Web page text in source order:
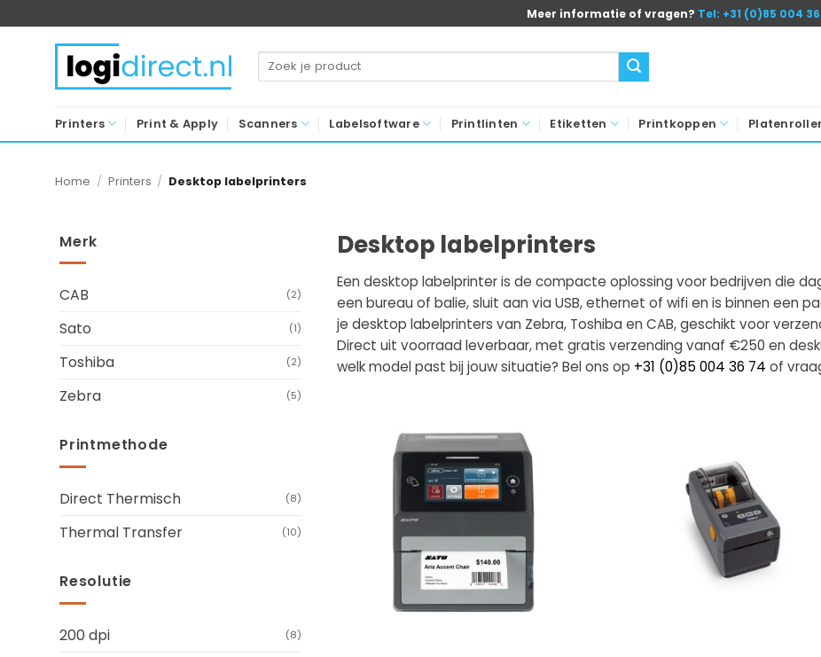
naar
Meer informatie of vragen? Tel: +31 (0)85 004
Zoeken
Printers Print & Apply Scanners Labelsoftware Printlinten Etiketten Printkoppen
Home / Printers / Desktop labelprinters
Merk
CAB (2)
Sato (1)
Toshiba (2)
Zebra (5)
Printmethode
Direct Thermisch (8)
Thermal Transfer (10)
Resolutie
200 dpi (8)
Desktop labelprinters
Een desktop labelprinter is de compacte oplossing voor bedrijven die
een bureau of balie, sluit aan via USB, ethernet of wifi en is binnen een
je desktop labelprinters van Zebra, Toshiba en CAB, geschikt voor
Direct uit voorraad leverbaar, met gratis verzending vanaf €250 en
welk model past bij jouw situatie? Bel ons op +31 (0)85 004 36 74 of